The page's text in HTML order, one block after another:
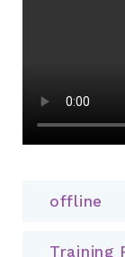
offline
Training